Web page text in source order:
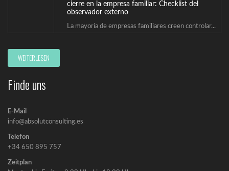
cierre en la empresa familiar: Checklist del
observador externo
La mayoría de empresas familiares creen controlar...
WEITERLESEN
Finde uns
E-Mail
info@absolutconsulting.es
Telefon
+34 650 895 757
Zeitplan